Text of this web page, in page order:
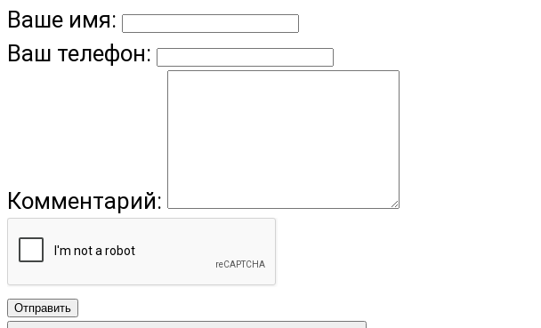
Ваше имя:
Ваш телефон:
Комментарий:
Отправить